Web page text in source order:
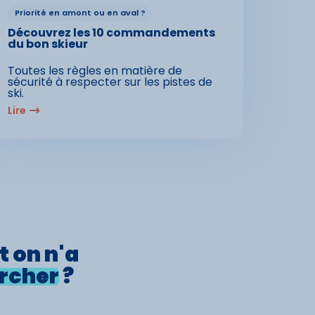
Priorité en amont ou en aval ?
Découvrez les 10 commandements
du bon skieur
Toutes les règles en matière de
sécurité à respecter sur les pistes de
ski.
Lire
on n'a
?